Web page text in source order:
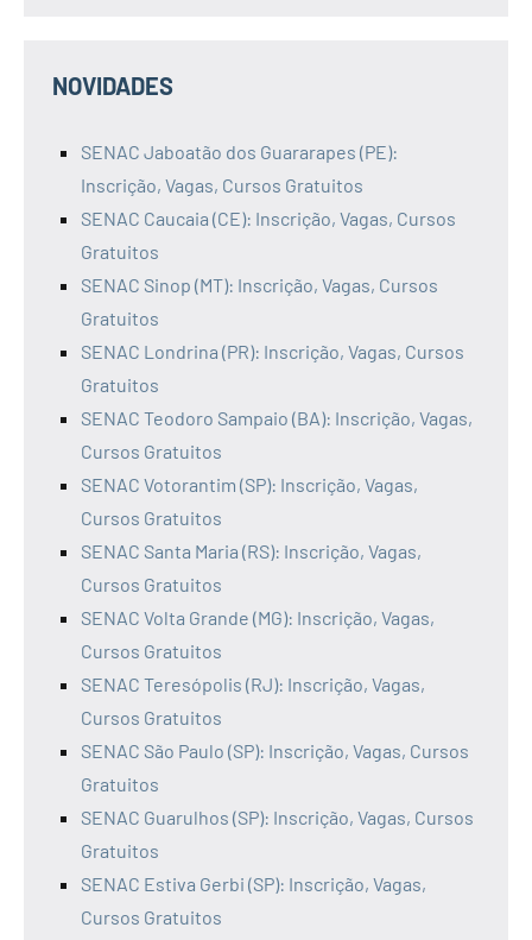
NOVIDADES
SENAC Jaboatão dos Guararapes (PE):
Inscrição, Vagas, Cursos Gratuitos
SENAC Caucaia (CE): Inscrição, Vagas, Cursos
Gratuitos
SENAC Sinop (MT): Inscrição, Vagas, Cursos
Gratuitos
SENAC Londrina (PR): Inscrição, Vagas, Cursos
Gratuitos
SENAC Teodoro Sampaio (BA): Inscrição, Vagas,
Cursos Gratuitos
SENAC Votorantim (SP): Inscrição, Vagas,
Cursos Gratuitos
SENAC Santa Maria (RS): Inscrição, Vagas,
Cursos Gratuitos
SENAC Volta Grande (MG): Inscrição, Vagas,
Cursos Gratuitos
SENAC Teresópolis (RJ): Inscrição, Vagas,
Cursos Gratuitos
SENAC São Paulo (SP): Inscrição, Vagas, Cursos
Gratuitos
SENAC Guarulhos (SP): Inscrição, Vagas, Cursos
Gratuitos
SENAC Estiva Gerbi (SP): Inscrição, Vagas,
Cursos Gratuitos